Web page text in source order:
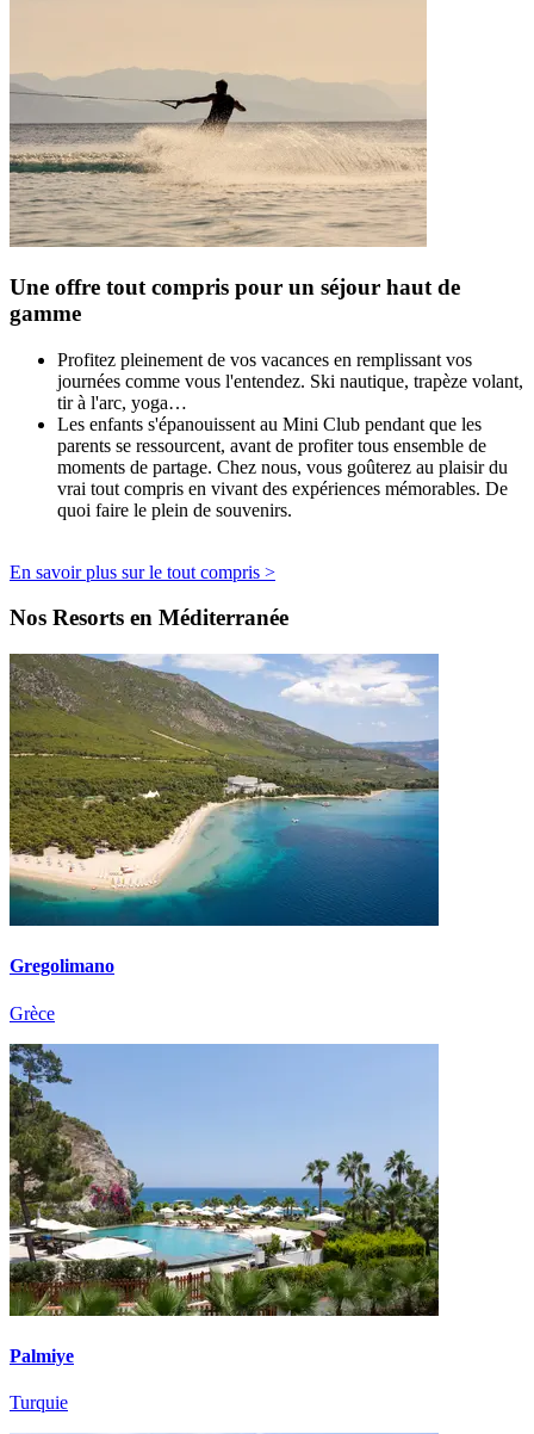
Une offre tout compris pour un séjour haut de
gamme
Profitez pleinement de vos vacances en remplissant vos
journées comme vous l'entendez. Ski nautique, trapèze volant,
tir à l'arc, yoga…
Les enfants s'épanouissent au Mini Club pendant que les
parents se ressourcent, avant de profiter tous ensemble de
moments de partage. Chez nous, vous goûterez au plaisir du
vrai tout compris en vivant des expériences mémorables. De
quoi faire le plein de souvenirs.
En savoir plus sur le tout compris >
Nos Resorts en Méditerranée
Gregolimano
Grèce
Palmiye
Turquie